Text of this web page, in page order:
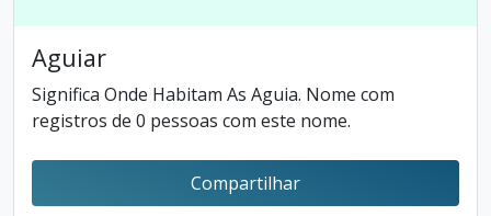
Aguiar
Significa Onde Habitam As Aguia. Nome com
registros de 0 pessoas com este nome.
Compartilhar